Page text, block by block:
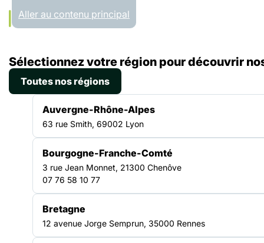
Panneau de gestion des cookies
Aller au contenu principal
Accueil Liste des ressources Regards croisés sur l’impact de la culture dans l’accompagnement
06.03.2024
Regards croisés sur
l’impact de la culture
dans l’accompagnement
Gaylord Chapuis, travailleur pair, membre du Conseil
d’Administration de la FAS et membre du GAN Culture, est allé
Sélectionnez votre région pour découvrir
Toutes nos régions
Auvergne-Rhône-Alpes
63 rue Smith, 69002 Lyon
Bourgogne-Franche-Comté
3 rue Jean Monnet, 21300 Chenôve
07 76 58 10 77
Bretagne
12 avenue Jorge Semprun, 35000 Rennes